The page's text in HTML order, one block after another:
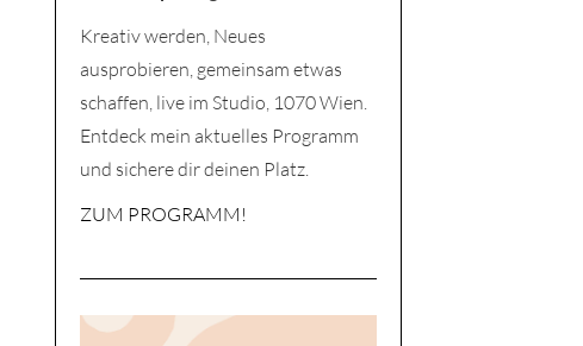
Kreativ werden, Neues
ausprobieren, gemeinsam etwas
schaffen, live im Studio, 1070 Wien.
Entdeck mein aktuelles Programm
und sichere dir deinen Platz.
ZUM PROGRAMM!